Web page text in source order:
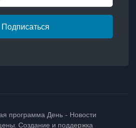
Подписаться
программа День - Новости
Создание и поддержка